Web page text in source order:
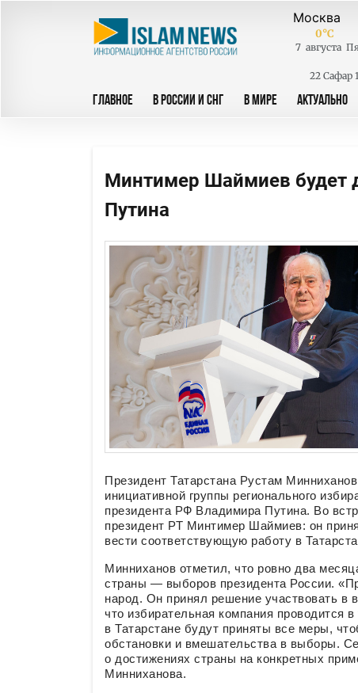
0°C
7 августа
22 Сафар
ГЛАВНОЕ В РОССИИ И СНГ В МИРЕ АКТУАЛЬНО
Минтимер Шаймиев будет
Путина
Президент Татарстана Рустам
инициативной группы регионального
президента РФ Владимира Путина. Во
президент РТ Минтимер Шаймиев: он
вести соответствующую работу в
Минниханов отметил, что ровно два
страны — выборов президента России.
народ. Он принял решение участвовать в
что избирательная компания проводится
в Татарстане будут приняты все меры,
обстановки и вмешательства в выборы.
о достижениях страны на конкретных
Минниханова.